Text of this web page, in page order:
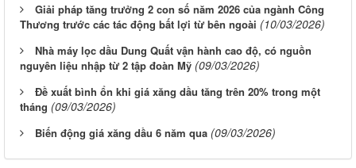
Giải pháp tăng trưởng 2 con số năm 2026 của ngành Công
Thương trước các tác động bất lợi từ bên ngoài (10/03/2026)
Nhà máy lọc dầu Dung Quất vận hành cao độ, có nguồn
nguyên liệu nhập từ 2 tập đoàn Mỹ (09/03/2026)
Đề xuất bình ổn khi giá xăng dầu tăng trên 20% trong một
tháng (09/03/2026)
Biến động giá xăng dầu 6 năm qua (09/03/2026)